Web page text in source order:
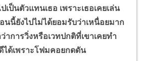
ป็นตัวแทนเธอ เพราะเธอเคยเล่น
นี้ยังไปไม่ได้ยอมรับว่าเหนื่อยมาก
าการวิ่งหรือเวทปกติที่เขาเคยทำ
ได้เพราะโฟมคอยกดดัน